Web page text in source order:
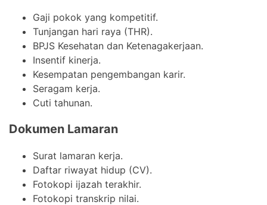
Gaji pokok yang kompetitif.
Tunjangan hari raya (THR).
BPJS Kesehatan dan Ketenagakerjaan.
Insentif kinerja.
Kesempatan pengembangan karir.
Seragam kerja.
Cuti tahunan.
Dokumen Lamaran
Surat lamaran kerja.
Daftar riwayat hidup (CV).
Fotokopi ijazah terakhir.
Fotokopi transkrip nilai.